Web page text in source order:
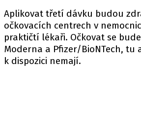
Aplikovat třetí dávku budou
očkovacích centrech v
praktičtí lékaři. Očkovat se
Moderna a Pfizer/BioNTech, tu
k dispozici nemají.